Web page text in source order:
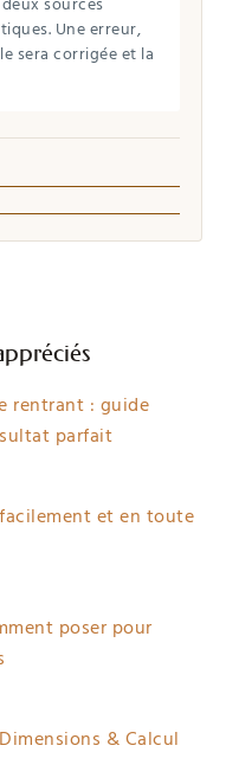
sources
Une erreur,
sera corrigée et la
rentrant : guide
parfait
facilement et en toute
poser pour
& Calcul